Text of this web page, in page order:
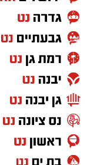
לכן, הטענה
לא מתיישבת עם
ועזבו לרגע את
למדינה לא יכול
מעניקה. ולא
אתה חי, מגדל את
אבל מעבר
עצמי איזה מסר